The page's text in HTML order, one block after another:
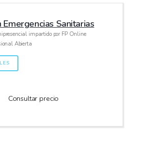
Emergencias Sanitarias
impartido por FP Online
Abierta
Consultar precio